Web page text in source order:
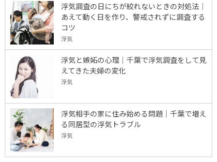
浮気調査の日にちが絞れないときの対処法｜
あえて動く日を作り、警戒されずに調査する
コツ
浮気
浮気と嫉妬の心理｜千葉で浮気調査をして見
えてきた夫婦の変化
浮気
浮気相手の家に住み始める問題｜千葉で増え
る同居型の浮気トラブル
浮気